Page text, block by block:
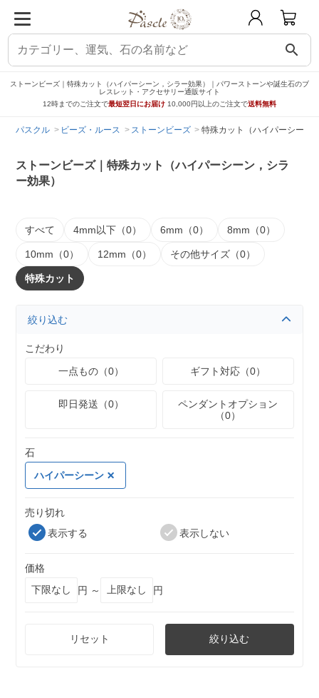
search
ストーンビーズ｜特殊カット（ハイパーシーン，シラー効果）｜パワーストーンや誕生石のブ
レスレット・アクセサリー通販サイト
12時までのご注文で最短翌日にお届け 10,000円以上のご注文で送料無料
パスクル ビーズ・ルース ストーンビーズ 特殊カット（ハイパーシーン
ストーンビーズ｜特殊カット（ハイパーシーン，シラ
ー効果）
すべて 4mm以下（0） 6mm（0） 8mm（0）
10mm（0） 12mm（0） その他サイズ（0）
特殊カット
絞り込む
こだわり
一点もの（0）
ギフト対応（0）
即日発送（0）
ペンダントオプション
（0）
石
ハイパーシーン
売り切れ
表示する
表示しない
価格
円 ～
円
リセット 絞り込む